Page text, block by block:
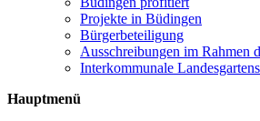
Projekte in Büdingen
Bürgerbeteiligung
Ausschreibungen im Rahmen
Interkommunale
Hauptmenü